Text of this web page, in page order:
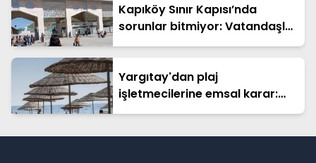
Kapıköy Sınır Kapısı’nda
sorunlar bitmiyor: Vatandaşlar
çözüm bekliyor
Yargıtay'dan plaj
işletmecilerine emsal karar:
Hapis cezası onandı